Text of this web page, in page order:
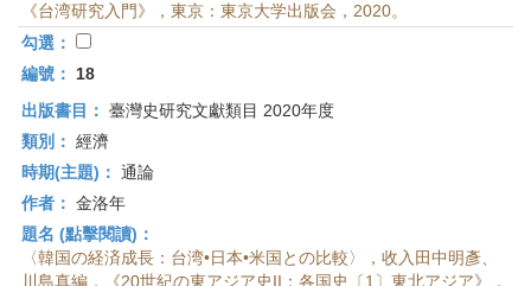
《台湾研究入門》，東京：東京大学出版会，2020。
勾選：
編號：
18
出版書目： 臺灣史研究文獻類目 2020年度
類別： 經濟
時期(主題)： 通論
作者： 金洛年
題名 (點擊閱讀)：
〈韓国の経済成長：台湾•日本•米国との比較〉，收入田中明彥、
川島真編，《20世紀の東アジア史II：各国史〔1〕東北アジア》，